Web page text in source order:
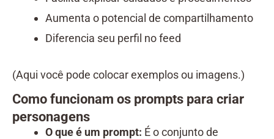
Aumenta o potencial de compartilhamento
Diferencia seu perfil no feed
(Aqui você pode colocar exemplos ou imagens.)
Como funcionam os prompts para criar
personagens
O que é um prompt: É o conjunto de